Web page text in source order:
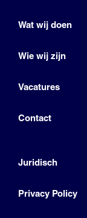
Wat wij doen
Wie wij zijn
Vacatures
Contact
Juridisch
Privacy Policy